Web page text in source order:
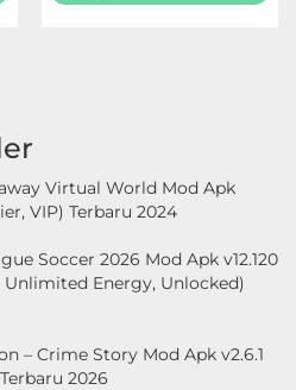
Virtual World Mod Apk
VIP) Terbaru 2024
Soccer 2026 Mod Apk v12.120
Energy, Unlocked)
– Crime Story Mod Apk v2.6.1
2026